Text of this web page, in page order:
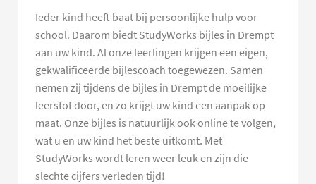
Ieder kind heeft baat bij persoonlijke hulp voor
school. Daarom biedt StudyWorks bijles in Drempt
aan uw kind. Al onze leerlingen krijgen een eigen,
gekwalificeerde bijlescoach toegewezen. Samen
nemen zij tijdens de bijles in Drempt de moeilijke
leerstof door, en zo krijgt uw kind een aanpak op
maat. Onze bijles is natuurlijk ook online te volgen,
wat u en uw kind het beste uitkomt. Met
StudyWorks wordt leren weer leuk en zijn die
slechte cijfers verleden tijd!